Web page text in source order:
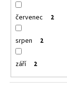
červenec 2
srpen 2
září 2